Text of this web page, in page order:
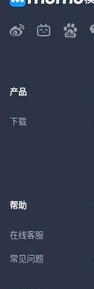
产品
下载
帮助
在线客服
常见问题